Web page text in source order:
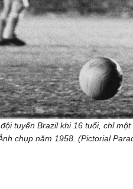
tuyển Brazil khi 16 tuổi, chỉ
chụp năm 1958. (Pictorial